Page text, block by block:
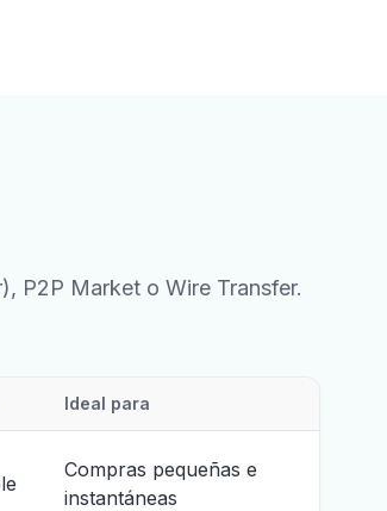
P2P Market o Wire Transfer.
Ideal para
Compras pequeñas e
instantáneas